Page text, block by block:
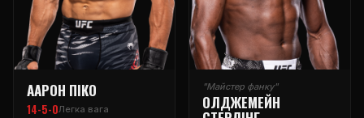
ААРОН ПІКО
14-5-0Легка вага
"Майстер фанку"
ОЛДЖЕМЕЙН